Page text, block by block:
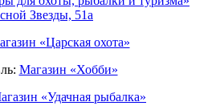
Звезды, 51а
«Царская охота»
Магазин «Хобби»
«Удачная рыбалка»